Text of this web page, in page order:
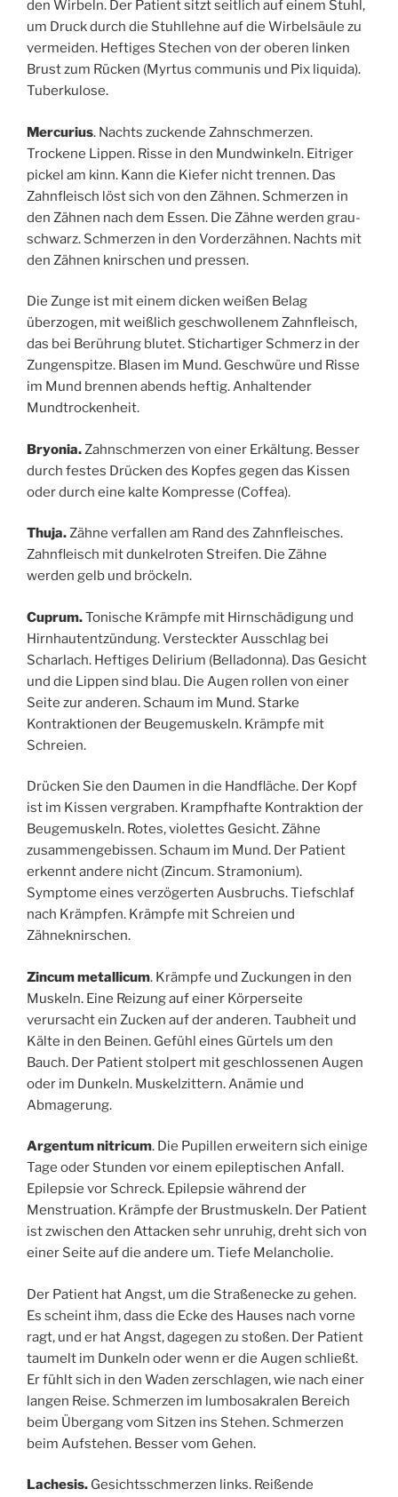
den Wirbeln. Der Patient sitzt seitlich auf einem Stuhl,
um Druck durch die Stuhllehne auf die Wirbelsäule zu
vermeiden. Heftiges Stechen von der oberen linken
Brust zum Rücken (Myrtus communis und Pix liquida).
Tuberkulose.
Mercurius. Nachts zuckende Zahnschmerzen.
Trockene Lippen. Risse in den Mundwinkeln. Eitriger
pickel am kinn. Kann die Kiefer nicht trennen. Das
Zahnfleisch löst sich von den Zähnen. Schmerzen in
den Zähnen nach dem Essen. Die Zähne werden grau-
schwarz. Schmerzen in den Vorderzähnen. Nachts mit
den Zähnen knirschen und pressen.
Die Zunge ist mit einem dicken weißen Belag
überzogen, mit weißlich geschwollenem Zahnfleisch,
das bei Berührung blutet. Stichartiger Schmerz in der
Zungenspitze. Blasen im Mund. Geschwüre und Risse
im Mund brennen abends heftig. Anhaltender
Mundtrockenheit.
Bryonia.Zahnschmerzen von einer Erkältung. Besser
durch festes Drücken des Kopfes gegen das Kissen
oder durch eine kalte Kompresse (Coffea).
Thuja.Zähne verfallen am Rand des Zahnfleisches.
Zahnfleisch mit dunkelroten Streifen. Die Zähne
werden gelb und bröckeln.
Cuprum.Tonische Krämpfe mit Hirnschädigung und
Hirnhautentzündung. Versteckter Ausschlag bei
Scharlach. Heftiges Delirium (Belladonna). Das Gesicht
und die Lippen sind blau. Die Augen rollen von einer
Seite zur anderen. Schaum im Mund. Starke
Kontraktionen der Beugemuskeln. Krämpfe mit
Schreien.
Drücken Sie den Daumen in die Handfläche. Der Kopf
ist im Kissen vergraben. Krampfhafte Kontraktion der
Beugemuskeln. Rotes, violettes Gesicht. Zähne
zusammengebissen. Schaum im Mund. Der Patient
erkennt andere nicht (Zincum. Stramonium).
Symptome eines verzögerten Ausbruchs. Tiefschlaf
nach Krämpfen. Krämpfe mit Schreien und
Zähneknirschen.
Zincum metallicum. Krämpfe und Zuckungen in den
Muskeln. Eine Reizung auf einer Körperseite
verursacht ein Zucken auf der anderen. Taubheit und
Kälte in den Beinen. Gefühl eines Gürtels um den
Bauch. Der Patient stolpert mit geschlossenen Augen
oder im Dunkeln. Muskelzittern. Anämie und
Abmagerung.
Argentum nitricum. Die Pupillen erweitern sich einige
Tage oder Stunden vor einem epileptischen Anfall.
Epilepsie vor Schreck. Epilepsie während der
Menstruation. Krämpfe der Brustmuskeln. Der Patient
ist zwischen den Attacken sehr unruhig, dreht sich von
einer Seite auf die andere um. Tiefe Melancholie.
Der Patient hat Angst, um die Straßenecke zu gehen.
Es scheint ihm, dass die Ecke des Hauses nach vorne
ragt, und er hat Angst, dagegen zu stoßen. Der Patient
taumelt im Dunkeln oder wenn er die Augen schließt.
Er fühlt sich in den Waden zerschlagen, wie nach einer
langen Reise. Schmerzen im lumbosakralen Bereich
beim Übergang vom Sitzen ins Stehen. Schmerzen
beim Aufstehen. Besser vom Gehen.
Lachesis. Gesichtsschmerzen links. Reißende